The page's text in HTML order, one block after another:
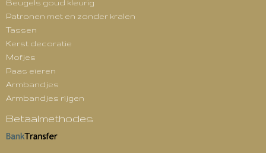
Beugels goud kleurig
Patronen met en zonder kralen
Tassen
Kerst decoratie
Mofjes
Paas eieren
Armbandjes
Armbandjes rijgen
Betaalmethodes